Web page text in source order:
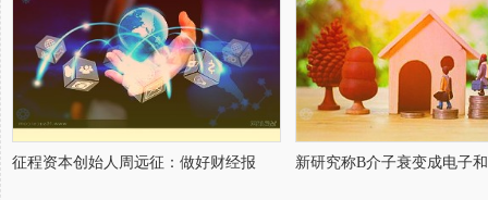
征程资本创始人周远征：做好财经报 新研究称B介子衰变成电子